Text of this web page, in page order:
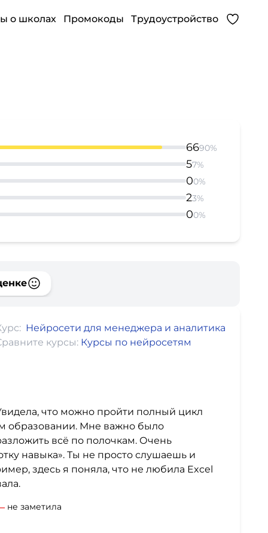
о школах Промокоды Трудоустройство
6690%
57%
00%
23%
00%
Нейросети для менеджера и аналитика
курсы: Курсы по нейросетям
что можно пройти полный цикл
образовании. Мне важно было
всё по полочкам. Очень
навыка». Ты не просто слушаешь и
здесь я поняла, что не любила Excel
не заметила